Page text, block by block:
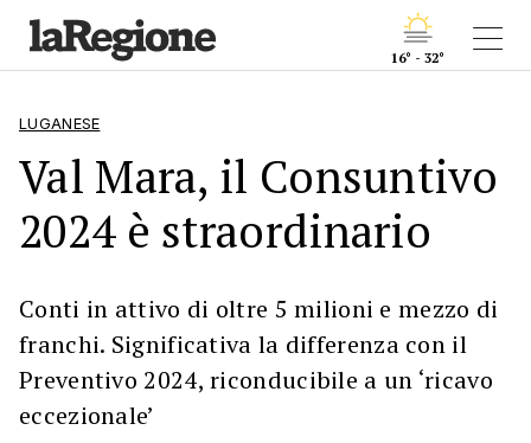
16° - 32°
LUGANESE
Val Mara, il Consuntivo
2024 è straordinario
Conti in attivo di oltre 5 milioni e mezzo di
franchi. Significativa la differenza con il
Preventivo 2024, riconducibile a un ‘ricavo
eccezionale’